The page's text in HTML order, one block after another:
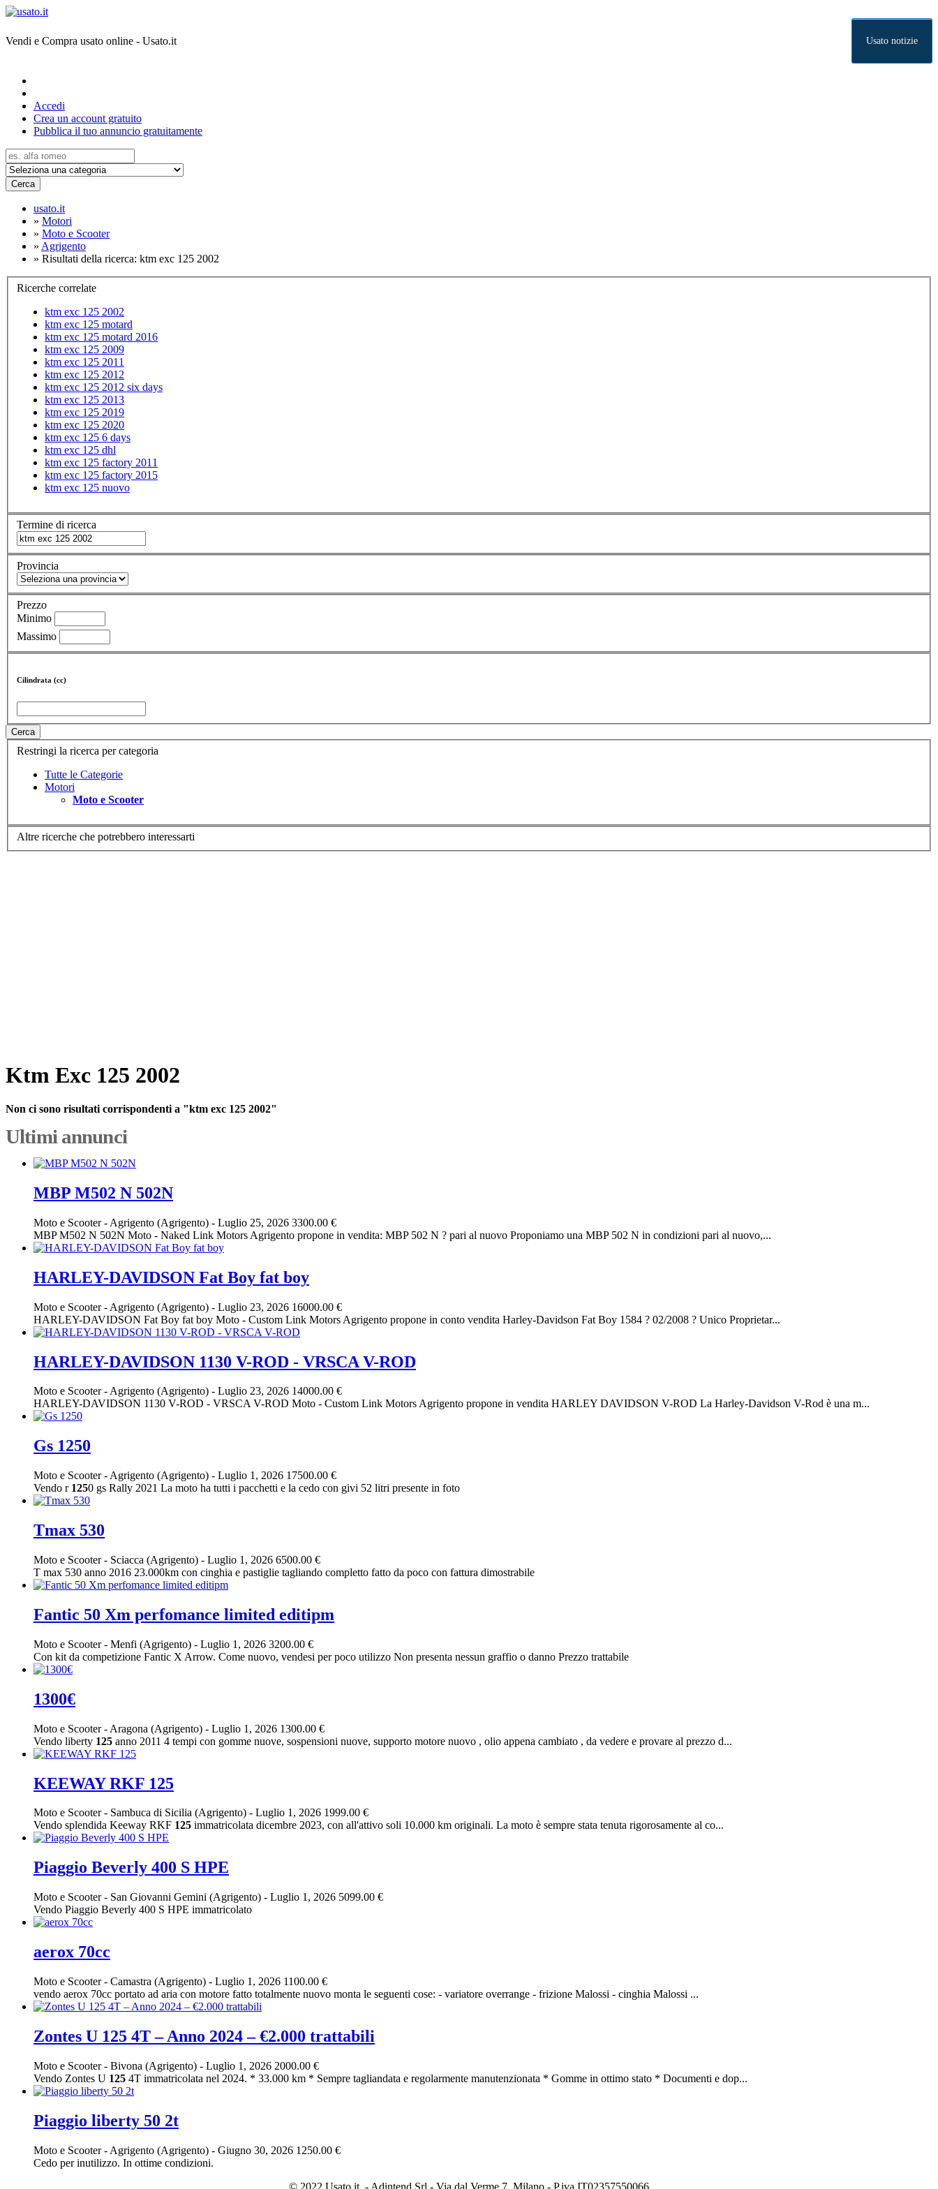
Vendi e Compra usato online - Usato.it Usato notizie
Accedi
Crea un account gratuito
Pubblica il tuo annuncio gratuitamente
Cerca
usato.it
» Motori
» Moto e Scooter
» Agrigento
» Risultati della ricerca: ktm exc 125 2002
Ricerche correlate
ktm exc 125 2002
ktm exc 125 motard
ktm exc 125 motard 2016
ktm exc 125 2009
ktm exc 125 2011
ktm exc 125 2012
ktm exc 125 2012 six days
ktm exc 125 2013
ktm exc 125 2019
ktm exc 125 2020
ktm exc 125 6 days
ktm exc 125 dhl
ktm exc 125 factory 2011
ktm exc 125 factory 2015
ktm exc 125 nuovo
Termine di ricerca
Provincia
Prezzo
Minimo
Massimo
Cilindrata (cc)
Cerca
Restringi la ricerca per categoria
Tutte le Categorie
Motori
Moto e Scooter
Altre ricerche che potrebbero interessarti
Ktm Exc 125 2002
Non ci sono risultati corrispondenti a "ktm exc 125 2002"
Ultimi annunci
MBP M502 N 502N
Moto e Scooter- Agrigento (Agrigento) - Luglio 25, 2026 3300.00 €
MBP M502 N 502N Moto - Naked Link Motors Agrigento propone in vendita: MBP 502 N ? pari al nuovo Proponiamo una MBP 502 N in condizioni pari al nuovo,...
HARLEY-DAVIDSON Fat Boy fat boy
Moto e Scooter- Agrigento (Agrigento) - Luglio 23, 2026 16000.00 €
HARLEY-DAVIDSON Fat Boy fat boy Moto - Custom Link Motors Agrigento propone in conto vendita Harley-Davidson Fat Boy 1584 ? 02/2008 ? Unico Proprietar...
HARLEY-DAVIDSON 1130 V-ROD - VRSCA V-ROD
Moto e Scooter-Agrigento (Agrigento) - Luglio 23, 2026 14000.00 €
HARLEY-DAVIDSON 1130 V-ROD - VRSCA V-ROD Moto - Custom Link Motors Agrigento propone in vendita HARLEY DAVIDSON V-ROD La Harley-Davidson V-Rod è una m...
Gs 1250
Moto e Scooter- Agrigento (Agrigento) - Luglio 1, 2026 17500.00 €
Vendo r 1250 gs Rally 2021 La moto ha tutti i pacchetti e la cedo con givi 52 litri presente in foto
Tmax 530
Moto e Scooter- Sciacca (Agrigento) - Luglio 1, 2026 6500.00 €
T max 530 anno 2016 23.000km con cinghia e pastiglie tagliando completto fatto da poco con fattura dimostrabile
Fantic 50 Xm perfomance limited editipm
Moto e Scooter- Menfi (Agrigento) - Luglio 1, 2026 3200.00 €
Con kit da competizione Fantic X Arrow. Come nuovo, vendesi per poco utilizzo Non presenta nessun graffio o danno Prezzo trattabile
1300€
Moto e Scooter- Aragona (Agrigento) - Luglio 1, 2026 1300.00 €
Vendo liberty 125 anno 2011 4 tempi con gomme nuove, sospensioni nuove, supporto motore nuovo , olio appena cambiato , da vedere e provare al prezzo d...
KEEWAY RKF 125
Moto e Scooter- Sambuca di Sicilia (Agrigento) - Luglio 1, 2026 1999.00 €
Vendo splendida Keeway RKF 125 immatricolata dicembre 2023, con all'attivo soli 10.000 km originali. La moto è sempre stata tenuta rigorosamente al co...
Piaggio Beverly 400 S HPE
Moto e Scooter- San Giovanni Gemini (Agrigento) - Luglio 1, 2026 5099.00 €
Vendo Piaggio Beverly 400 S HPE immatricolato
aerox 70cc
Moto e Scooter- Camastra (Agrigento) - Luglio 1, 2026 1100.00 €
vendo aerox 70cc portato ad aria con motore fatto totalmente nuovo monta le seguenti cose: - variatore overrange - frizione Malossi - cinghia Malossi ...
Zontes U 125 4T – Anno 2024 – €2.000 trattabili
Moto e Scooter- Bivona (Agrigento) - Luglio 1, 2026 2000.00 €
Vendo Zontes U 125 4T immatricolata nel 2024. * 33.000 km * Sempre tagliandata e regolarmente manutenzionata * Gomme in ottimo stato * Documenti e dop...
Piaggio liberty 50 2t
Moto e Scooter- Agrigento (Agrigento) - Giugno 30, 2026 1250.00 €
Cedo per inutilizzo. In ottime condizioni.
© 2022 Usato it. - Adintend Srl - Via dal Verme 7, Milano - P.iva IT02357550066